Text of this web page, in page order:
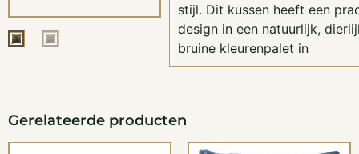
stijl. Dit kussen heeft een
design in een natuurlijk,
bruine kleurenpalet in
Gerelateerde producten